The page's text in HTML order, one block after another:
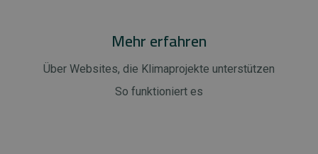
Mehr erfahren
Über Websites, die Klimaprojekte unterstützen
So funktioniert es